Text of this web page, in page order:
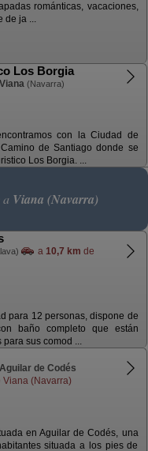
románticas, vacaciones,
de ja ...
Los Borgia
Viana (Navarra)
con la Ciudad de
de Santiago donde se
Los Borgia. ...
Viana (Navarra)
a 10,7 km de
para 12 personas, dispone de
baño completo que están
sus comod ...
Aguilar de Codés
Viana (Navarra)
en Aguilar de Codés, una
situada a los pies de